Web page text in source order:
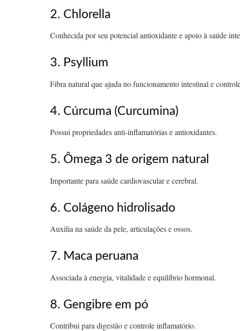
2. Chlorella
Conhecida por seu potencial antioxidante e apoio à saúde
3. Psyllium
Fibra natural que ajuda no funcionamento intestinal e
4. Cúrcuma (Curcumina)
Possui propriedades anti-inflamatórias e antioxidantes.
5. Ômega 3 de origem natural
Importante para saúde cardiovascular e cerebral.
6. Colágeno hidrolisado
Auxilia na saúde da pele, articulações e ossos.
7. Maca peruana
Associada à energia, vitalidade e equilíbrio hormonal.
8. Gengibre em pó
Contribui para digestão e controle inflamatório.